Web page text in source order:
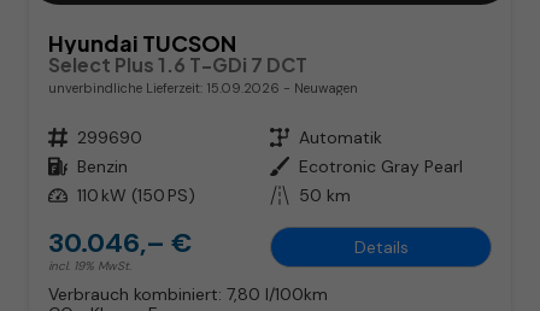
Hyundai TUCSON
Select Plus 1.6 T-GDi 7 DCT
unverbindliche Lieferzeit: 15.09.2026 Neuwagen
Fahrzeugnr. 299690 Getriebe Automatik
Kraftstoff Benzin Außenfarbe Ecotronic Gray Pearl
Leistung 110 kW (150 PS) Kilometerstand 50 km
30.046,– €
incl. 19% MwSt.
Details
Verbrauch kombiniert: 7,80 l/100km